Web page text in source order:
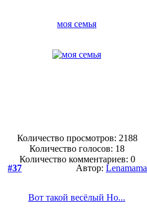
моя семья
Количество просмотров: 2188
Количество голосов: 18
Количество комментариев: 0
#37
Автор: Lenamama
Вот такой весёлый Но...